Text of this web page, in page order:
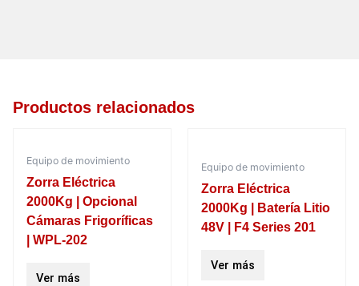
Productos relacionados
Equipo de movimiento
Zorra Eléctrica
2000Kg | Opcional
Cámaras Frigoríficas
| WPL-202
Ver más
Equipo de movimiento
Zorra Eléctrica
2000Kg | Batería Litio
48V | F4 Series 201
Ver más